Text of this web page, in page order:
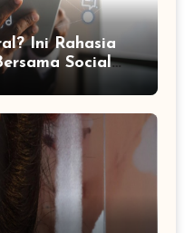
Ini Rahasia
Social